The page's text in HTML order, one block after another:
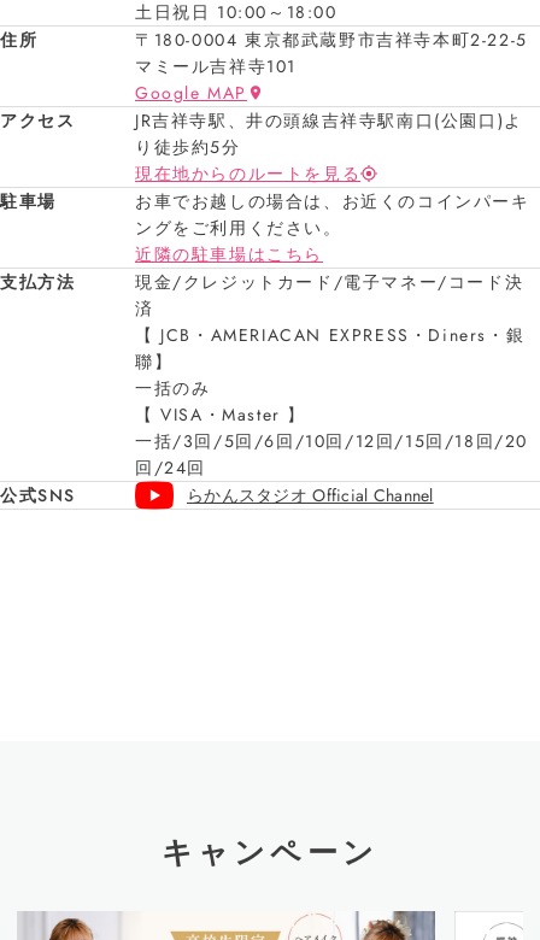
土日祝日 10:00～18:00
住所
〒180-0004 東京都武蔵野市吉祥寺本町2-22-5
マミール吉祥寺101
Google MAP
アクセス
JR吉祥寺駅、井の頭線吉祥寺駅南口(公園口)よ
り徒歩約5分
現在地からのルートを見る
駐車場
お車でお越しの場合は、お近くのコインパーキ
ングをご利用ください。
近隣の駐車場はこちら
支払方法
現金/クレジットカード/電子マネー/コード決
済
【 JCB・AMERIACAN EXPRESS・Diners・銀
聯】
一括のみ
【 VISA・Master 】
一括/3回/5回/6回/10回/12回/15回/18回/20
回/24回
公式SNS
らかんスタジオ Official Channel
キャンペーン